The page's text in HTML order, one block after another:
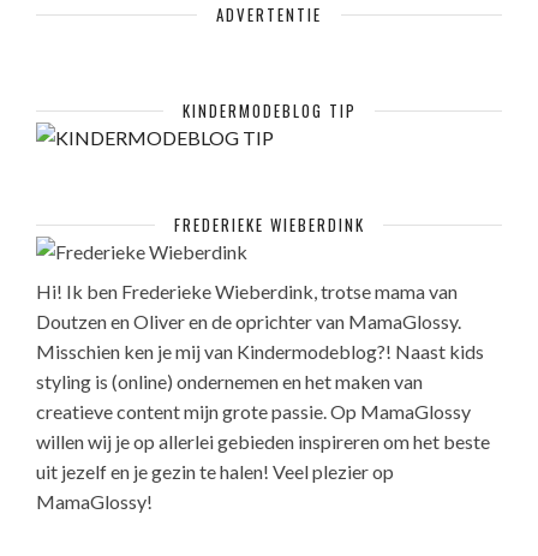
ADVERTENTIE
KINDERMODEBLOG TIP
FREDERIEKE WIEBERDINK
Hi! Ik ben Frederieke Wieberdink, trotse mama van
Doutzen en Oliver en de oprichter van MamaGlossy.
Misschien ken je mij van Kindermodeblog?! Naast kids
styling is (online) ondernemen en het maken van
creatieve content mijn grote passie. Op MamaGlossy
willen wij je op allerlei gebieden inspireren om het beste
uit jezelf en je gezin te halen! Veel plezier op
MamaGlossy!